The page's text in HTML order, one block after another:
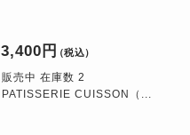
3,400円 （税込）
販売中 在庫数 2
PATISSERIE CUISSON（...